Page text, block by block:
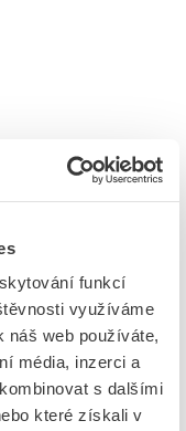
funkcí
využíváme
náš web používáte,
média, inzerci a
s dalšími
které získali v